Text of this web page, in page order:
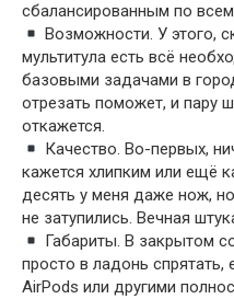
сбалансированным по
Возможности. У этого,
мультитула есть всё
базовыми задачами в
отрезать поможет, и пару
откажется.
Качество. Во-первых,
кажется хлипким или ещё
десять у меня даже нож,
не затупились. Вечная
Габариты. В закрытом
просто в ладонь
AirPods или другими